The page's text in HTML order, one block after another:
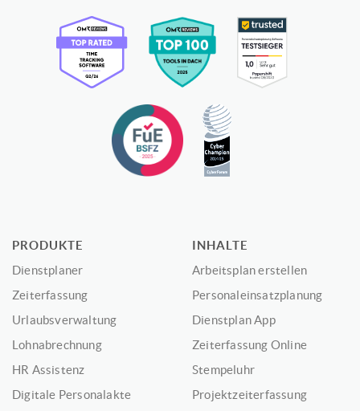
PRODUKTE
Dienstplaner
Zeiterfassung
Urlaubsverwaltung
Lohnabrechnung
HR Assistenz
Digitale Personalakte
INHALTE
Arbeitsplan erstellen
Personaleinsatzplanung
Dienstplan App
Zeiterfassung Online
Stempeluhr
Projektzeiterfassung